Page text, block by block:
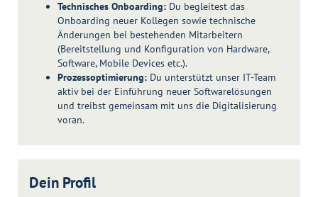
Technisches Onboarding: Du begleitest das
Onboarding neuer Kollegen sowie technische
Änderungen bei bestehenden Mitarbeitern
(Bereitstellung und Konfiguration von Hardware,
Software, Mobile Devices etc.).
Prozessoptimierung: Du unterstützt unser IT-Team
aktiv bei der Einführung neuer Softwarelösungen
und treibst gemeinsam mit uns die Digitalisierung
voran.
Dein Profil